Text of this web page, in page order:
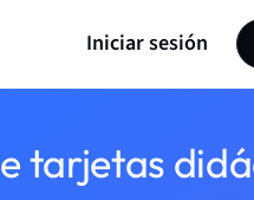
Iniciar sesión
tarjetas